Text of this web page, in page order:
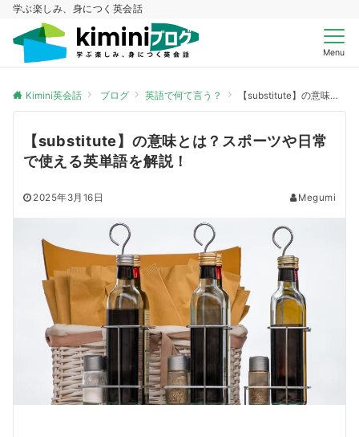
学ぶ楽しみ、身につく英会話
Menu
Kimini英会話 ブログ 英語で何て言う？ 【substitute】の意味とは？スポーツや日常で使える英単語を解説！
【substitute】の意味とは？スポーツや日常
で使える英単語を解説！
2025年3月16日 Megumi